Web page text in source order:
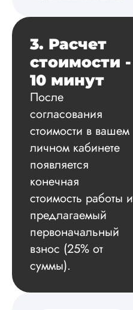
3. Расчет
стоимости -
10 минут
После
согласования
стоимости в вашем
личном кабинете
появляется
конечная
стоимость работы и
предлагаемый
первоначальный
взнос (25% от
суммы).